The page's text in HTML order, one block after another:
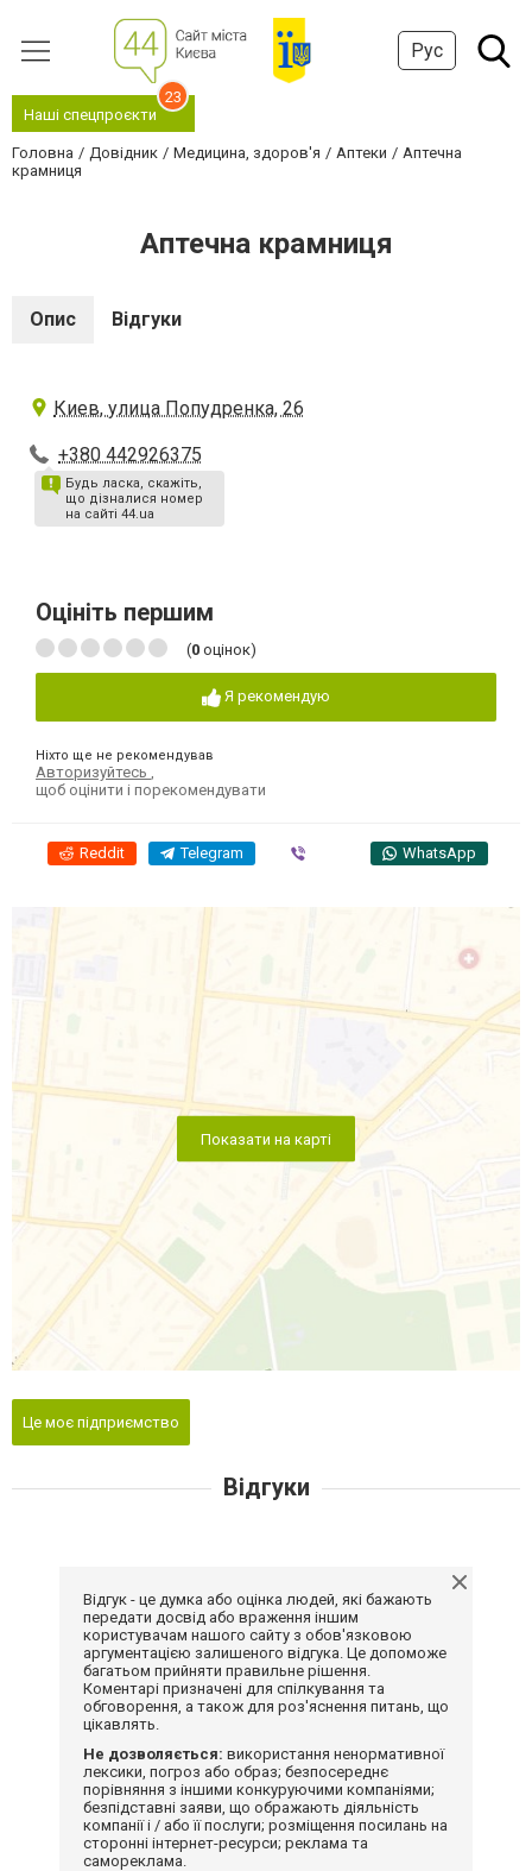
Рус
Наші спецпроєкти
23
Головна Довідник Медицина, здоров'я Аптеки
Аптечна
крамниця
Аптечна крамниця
Опис Відгуки
Киев, улица Попудренка, 26
+380 442926375
Будь ласка, скажіть,
що дізналися номер
на сайті 44.ua
Оцініть першим
(0 оцінок)
Я рекомендую
Ніхто ще не рекомендував
Авторизуйтесь
щоб оцінити і порекомендувати
Reddit Telegram WhatsApp
Показати на карті
Це моє підприємство
Відгуки
Відгук - це думка або оцінка людей, які бажають
передати досвід або враження іншим
користувачам нашого сайту з обов'язковою
аргументацією залишеного відгука. Це допоможе
багатьом прийняти правильне рішення.
Коментарі призначені для спілкування та
обговорення, а також для роз'яснення питань, що
цікавлять.
Не дозволяється: використання ненормативної
лексики, погроз або образ; безпосереднє
порівняння з іншими конкуруючими компаніями;
безпідставні заяви, що ображають діяльність
компанії і / або її послуги; розміщення посилань на
сторонні інтернет-ресурси; реклама та
самореклама.